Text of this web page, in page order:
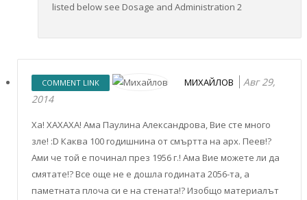
listed below see Dosage and Administration 2
COMMENT LINK МИХАЙЛОВ
Авг 29,
2014
Ха! ХАХАХА! Ама Паулина Александрова, Вие сте много
зле! :D Каква 100 годишнина от смъртта на арх. Пеев!?
Ами че той е починал през 1956 г.! Ама Вие можете ли да
смятате!? Все още не е дошла годината 2056-та, а
паметната плоча си е на стената!? Изобщо материалът